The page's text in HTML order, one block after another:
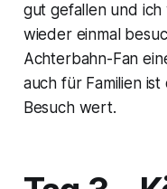
gut gefallen und
wieder einmal
Achterbahn-Fan
auch für Familien ist
Besuch wert.